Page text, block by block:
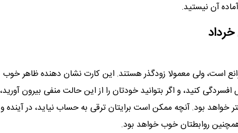
آن نیستید.
خرداد
است، ولی معمولا زودگذر ھستند. این کارت نشان دھنده ظاھر خوب
کنید، و اگر بتوانید خودتان را از این حالت منفی بیرون آورید،
خواھد بود. آنچه ممکن است برایتان ترقی به حساب نیاید، در آینده و
روابطتان خوب خواھد بود.